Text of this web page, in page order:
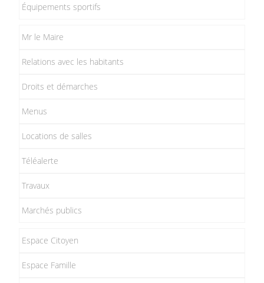
Équipements sportifs
Mr le Maire
Relations avec les habitants
Droits et démarches
Menus
Locations de salles
Téléalerte
Travaux
Marchés publics
Espace Citoyen
Espace Famille